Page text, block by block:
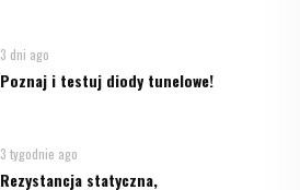
3 dni ago
Poznaj i testuj diody tunelowe!
3 tygodnie ago
Rezystancja statyczna,